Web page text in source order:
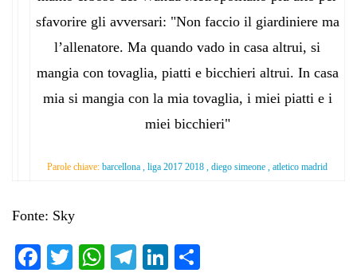
sfavorire gli avversari: "Non faccio il giardiniere ma
l’allenatore. Ma quando vado in casa altrui, si
mangia con tovaglia, piatti e bicchieri altrui. In casa
mia si mangia con la mia tovaglia, i miei piatti e i
miei bicchieri"
Parole chiave: barcellona , liga 2017 2018 , diego simeone , atletico madrid
Fonte: Sky
Fa T
W
Te
Li